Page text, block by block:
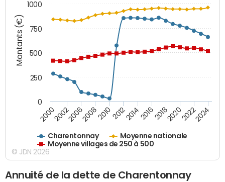
Montants (€)
Charentonnay
Moyenne nationale
Moyenne villages de 250 à 500
200020022006200820102012201420162018202020222024
0
250
500
750
1000
© JDN 2026
Annuité de la dette de Charentonnay